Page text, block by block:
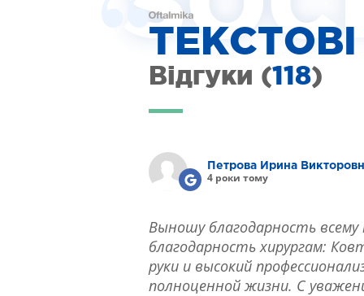
ЛІКУВАННЯ КЕРАТОКОНУСА
ІНТЕРНЕТ-МАГАЗИН ОПТИКИ
ДИТЯЧА ОФТАЛЬМОЛОГІЯ
ЛІКУВАННЯ ЗАХВОРЮВАНЬ СІТКІВКИ
ТЕКСТОВІ
Відгуки (118)
Петрова Ирина
4 роки тому
Выношу благодарность
благодарность хирургам:
руки и высокий
полноценной жизни. С